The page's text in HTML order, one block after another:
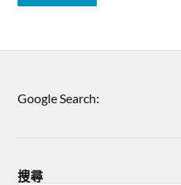
Google Search:
搜尋